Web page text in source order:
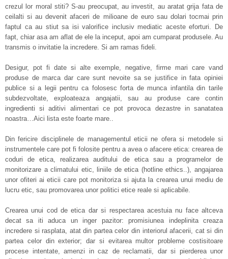
crezul lor moral stiti? S-au preocupat, au investit, au aratat grija fata de
ceilalti si au devenit afaceri de milioane de euro sau dolari tocmai prin
faptul ca au stiut sa isi valorifice inclusiv mediatic aceste eforturi. De
fapt, chiar asa am aflat de ele la inceput, apoi am cumparat produsele. Au
transmis o invitatie la incredere. Si am ramas fideli.
Desigur, pot fi date si alte exemple, negative, firme mari care vand
produse de marca dar care sunt nevoite sa se justifice in fata opiniei
publice si a legii pentru ca folosesc forta de munca infantila din tarile
subdezvoltate, exploateaza angajatii, sau au produse care contin
ingredienti si aditivi alimentari ce pot provoca dezastre in sanatatea
noastra…Aici lista este foarte mare..
Din fericire disciplinele de managementul eticii ne ofera si metodele si
instrumentele care pot fi folosite pentru a avea o afacere etica: crearea de
coduri de etica, realizarea auditului de etica sau a programelor de
monitorizare a climatului etic, liniile de etica (hotline ethics..), angajarea
unor ofiteri ai eticii care pot monitoriza si ajuta la crearea unui mediu de
lucru etic, sau promovarea unor politici etice reale si aplicabile.
Crearea unui cod de etica dar si respectarea acestuia nu face altceva
decat sa iti aduca un inger pazitor: promisiunea indeplinita creaza
incredere si rasplata, atat din partea celor din interiorul afacerii, cat si din
partea celor din exterior; dar si evitarea multor probleme costisitoare
procese intentate, amenzi in caz de reclamatii, dar si pierderea unor